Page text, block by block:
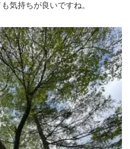
気持ちが良いですね。